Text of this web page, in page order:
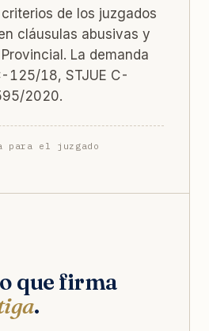
de los juzgados
cláusulas abusivas y
La demanda
125/18, STJUE C-
2020.
para el juzgado
que firma
.